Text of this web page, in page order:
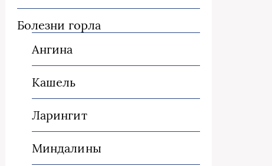
Болезни горла
Ангина
Кашель
Ларингит
Миндалины